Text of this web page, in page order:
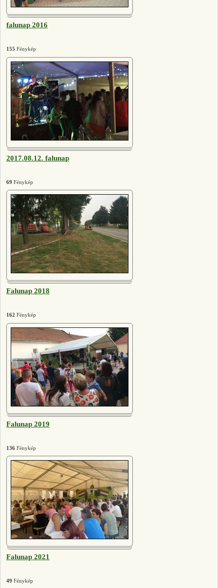
falunap 2016
155 Fénykép
2017.08.12. falunap
69 Fénykép
Falunap 2018
162 Fénykép
Falunap 2019
136 Fénykép
Falunap 2021
49 Fénykép